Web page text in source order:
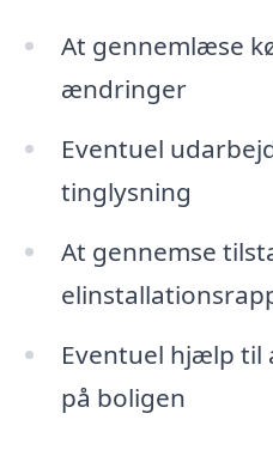
At gennemlæse
ændringer
Eventuel
tinglysning
At gennemse
Eventuel hjælp til
på boligen